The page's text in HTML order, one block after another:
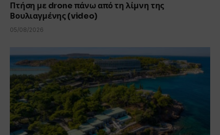
Πτήση με drone πάνω από τη λίμνη της
Βουλιαγμένης (video)
05/08/2026